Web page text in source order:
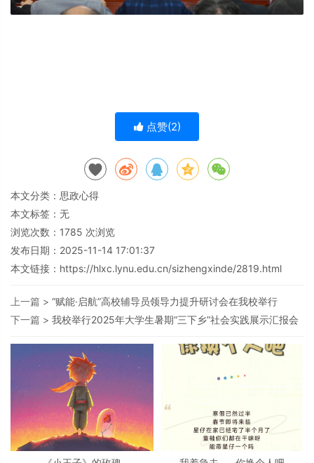
点赞(2)
本文分类： 思政心得
本文标签：无
浏览次数： 1785 次浏览
发布日期：2025-11-14 17:01:37
本文链接： https://hlxc.lynu.edu.cn/sizhengxinde/2819.html
上一篇 > “赋能·启航”高校辅导员领导力提升研讨会在我校举行
下一篇 > 我校举行2025年大学生暑期“三下乡”社会实践展示汇报会